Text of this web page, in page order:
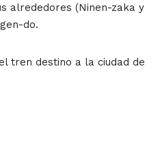
alrededores (Ninen-zaka y
do.
tren destino a la ciudad de